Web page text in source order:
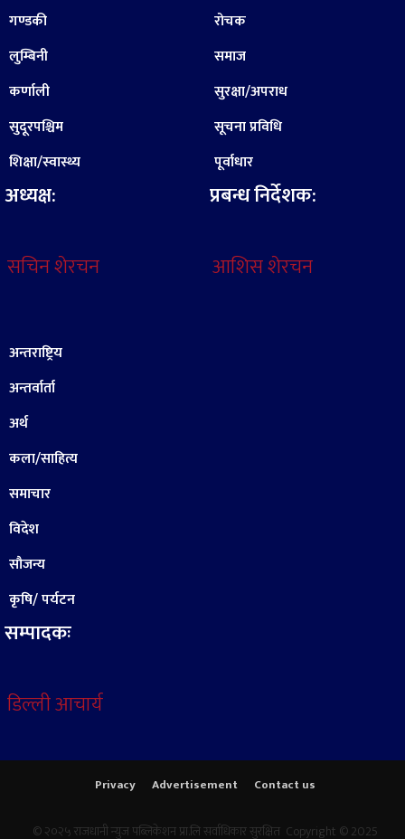
गण्डकी
लुम्बिनी
कर्णाली
सुदूरपश्चिम
शिक्षा/स्वास्थ्य
अध्यक्ष:
सचिन शेरचन
रोचक
समाज
सुरक्षा/अपराध
सूचना प्रविधि
पूर्वाधार
प्रबन्ध निर्देशक:
आशिस शेरचन
अन्तराष्ट्रिय
अन्तर्वार्ता
अर्थ
कला/साहित्य
समाचार
विदेश
सौजन्य
कृषि/ पर्यटन
सम्पादकः
डिल्ली आचार्य
Privacy Advertisement Contact us
© २०२५ राजधानी न्युज पब्लिकेशन प्रा.लि सर्वाधिकार सुरक्षित Copyright © 2025